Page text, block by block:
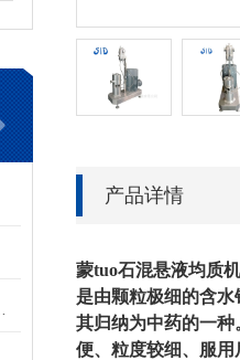
产品详情
蒙tuo石混悬液均质机
是由颗粒极细的含
其归纳为中药的一
便、粒度较细、服